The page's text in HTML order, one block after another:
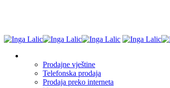
Prodajne vještine
Telefonska prodaja
Prodaja preko interneta